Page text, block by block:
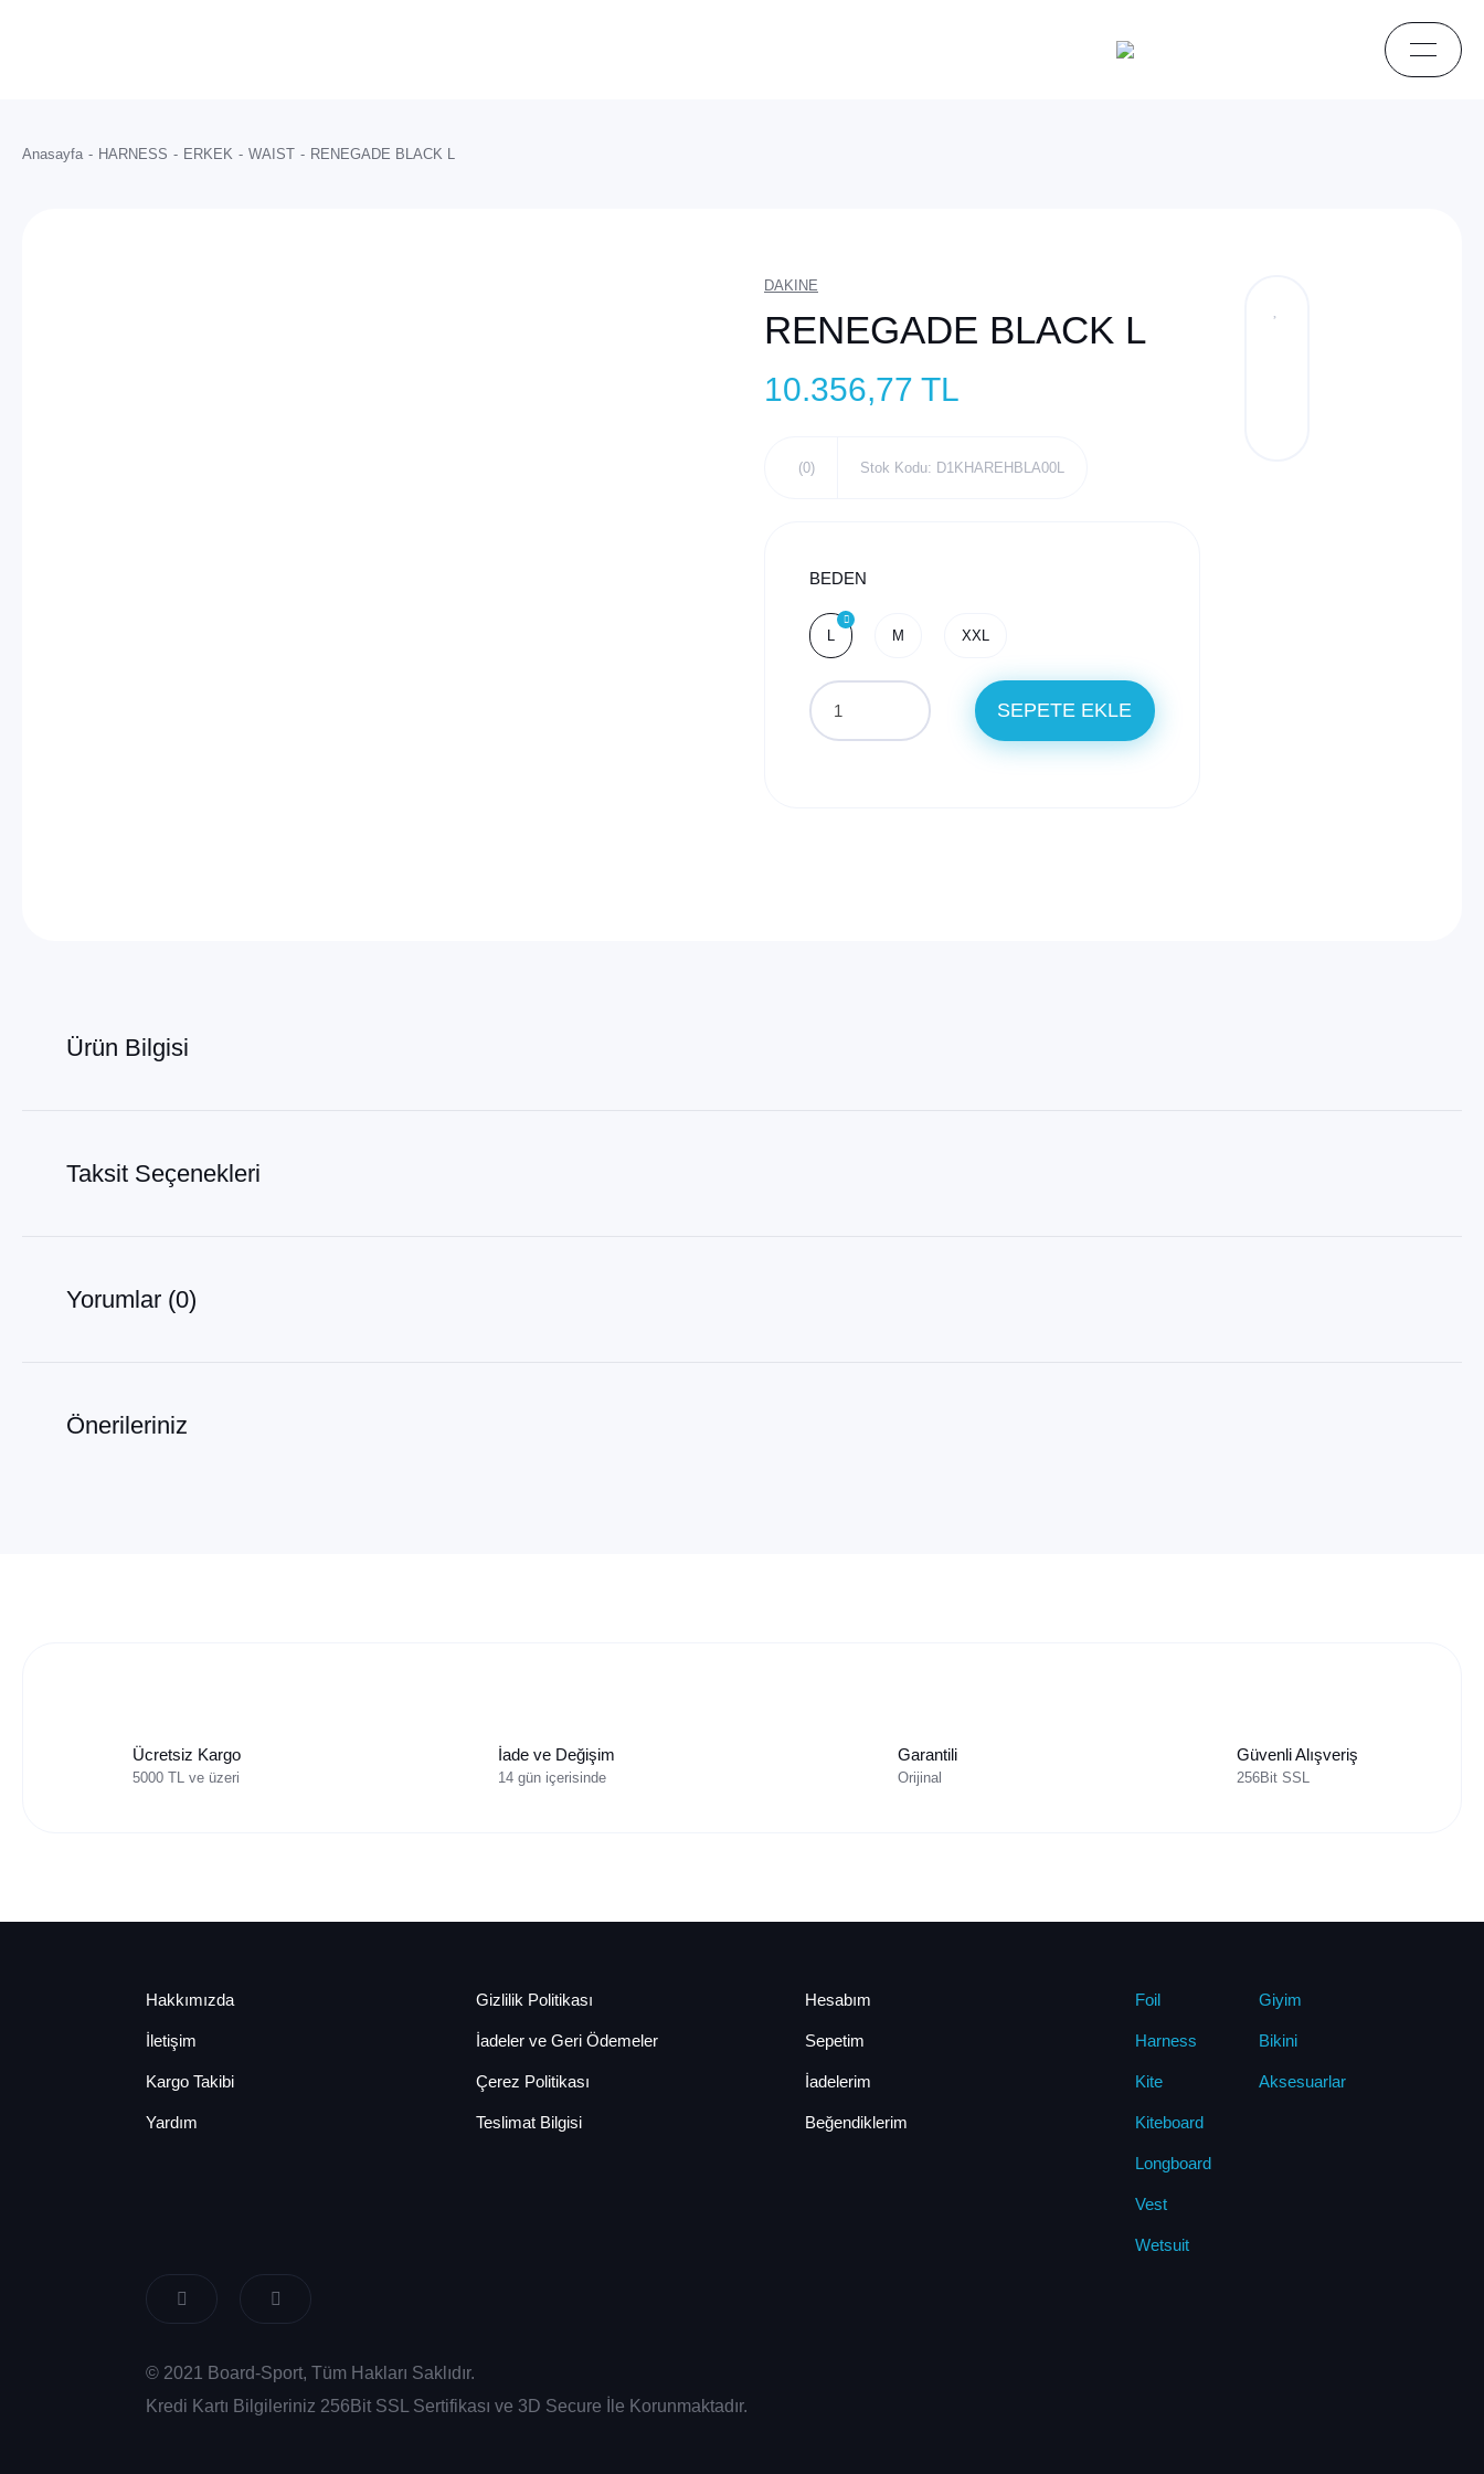
Anasayfa HARNESS ERKEK WAIST RENEGADE BLACK L
DAKINE
RENEGADE BLACK L
10.356,77 TL
(0) Stok Kodu: D1KHAREHBLA00L
BEDEN
L M XXL
SEPETE EKLE
Ürün Bilgisi
Taksit Seçenekleri
Yorumlar (0)
Önerileriniz
Ücretsiz Kargo
5000 TL ve üzeri
İade ve Değişim
14 gün içerisinde
Garantili
Orijinal
Güvenli Alışveriş
256Bit SSL
Hakkımızda
İletişim
Kargo Takibi
Yardım
Gizlilik Politikası
İadeler ve Geri Ödemeler
Çerez Politikası
Teslimat Bilgisi
Hesabım
Sepetim
İadelerim
Beğendiklerim
Foil
Harness
Kite
Kiteboard
Longboard
Vest
Wetsuit
Giyim
Bikini
Aksesuarlar
© 2021 Board-Sport, Tüm Hakları Saklıdır.
Kredi Kartı Bilgileriniz 256Bit SSL Sertifikası ve 3D Secure İle Korunmaktadır.